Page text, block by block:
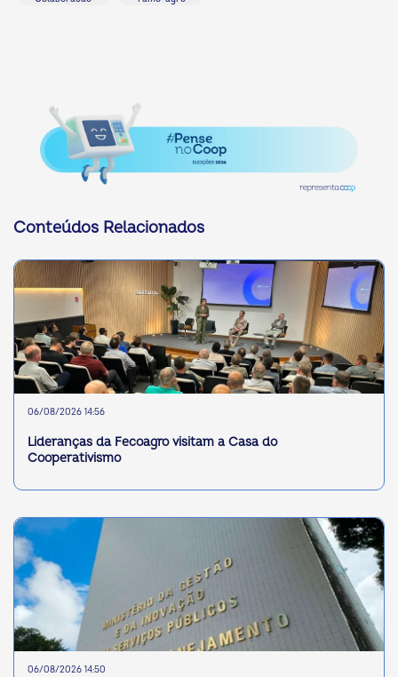
Conteúdos Relacionados
06/08/2026 14:56
Lideranças da Fecoagro visitam a Casa do
Cooperativismo
06/08/2026 14:50